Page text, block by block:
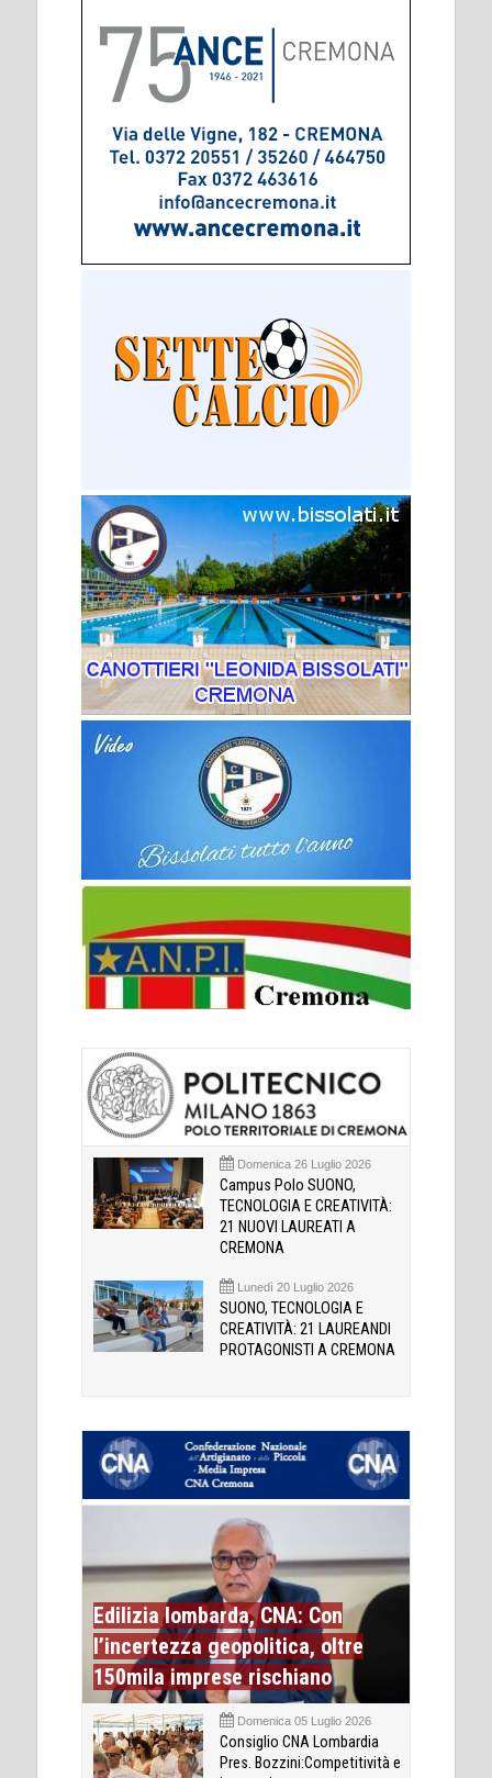
Domenica 26 Luglio 2026
Campus Polo SUONO,
TECNOLOGIA E CREATIVITÀ:
21 NUOVI LAUREATI A
CREMONA
Lunedì 20 Luglio 2026
SUONO, TECNOLOGIA E
CREATIVITÀ: 21 LAUREANDI
PROTAGONISTI A CREMONA
Edilizia lombarda, CNA: Con
l’incertezza geopolitica, oltre
150mila imprese rischiano
Domenica 05 Luglio 2026
Consiglio CNA Lombardia
Pres. Bozzini:Competitività e